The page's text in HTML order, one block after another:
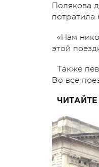
Полякова
потратила
«Нам
этой
Также
Во все